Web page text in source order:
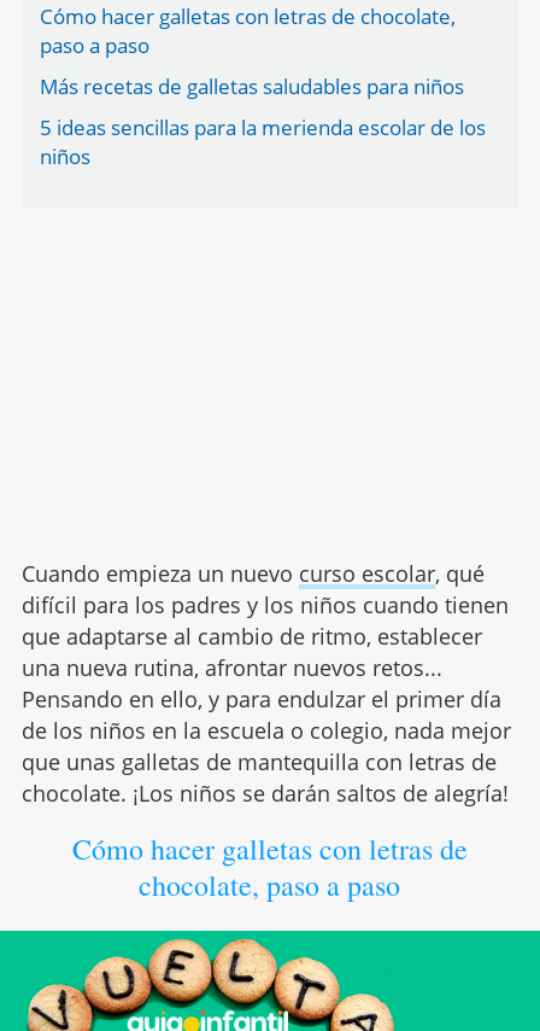
Cómo hacer galletas con letras de chocolate,
paso a paso
Más recetas de galletas saludables para niños
5 ideas sencillas para la merienda escolar de los
niños
Cuando empieza un nuevo curso escolar, qué
difícil para los padres y los niños cuando tienen
que adaptarse al cambio de ritmo, establecer
una nueva rutina, afrontar nuevos retos...
Pensando en ello, y para endulzar el primer día
de los niños en la escuela o colegio, nada mejor
que unas galletas de mantequilla con letras de
chocolate. ¡Los niños se darán saltos de alegría!
Cómo hacer galletas con letras de
chocolate, paso a paso